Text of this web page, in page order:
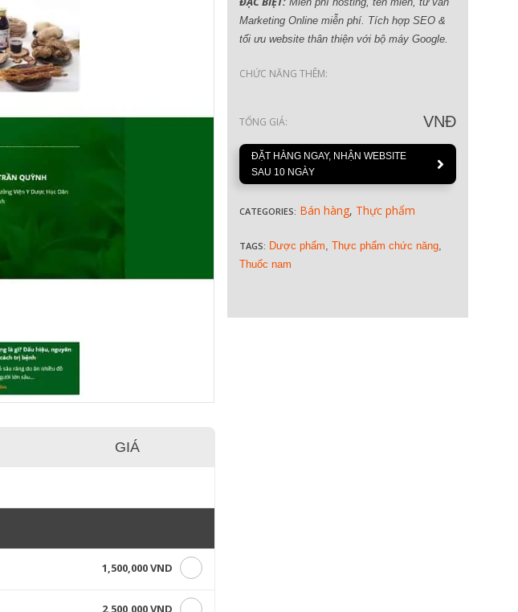
GIÁ
1,500,000 VND
2,500,000 VND
Marketing Online miễn phí. Tích hợp SEO &
tối ưu website thân thiện với bộ máy Google.
CHỨC NĂNG THÊM:
TỔNG GIÁ: VNĐ
ĐẶT HÀNG NGAY, NHẬN WEBSITE
SAU 10 NGÀY
CATEGORIES: Bán hàng, Thực phẩm
TAGS: Dược phẩm, Thực phẩm chức năng,
Thuốc nam